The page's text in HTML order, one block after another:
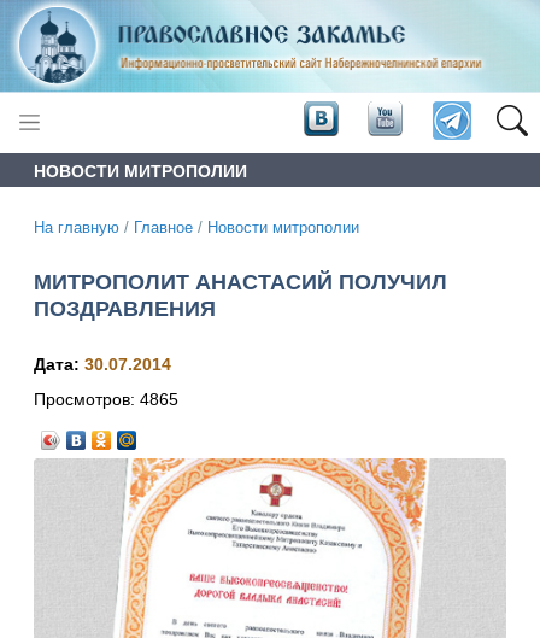
НОВОСТИ МИТРОПОЛИИ
На главную / Главное / Новости митрополии
МИТРОПОЛИТ АНАСТАСИЙ ПОЛУЧИЛ
ПОЗДРАВЛЕНИЯ
Дата: 30.07.2014
Просмотров: 4865